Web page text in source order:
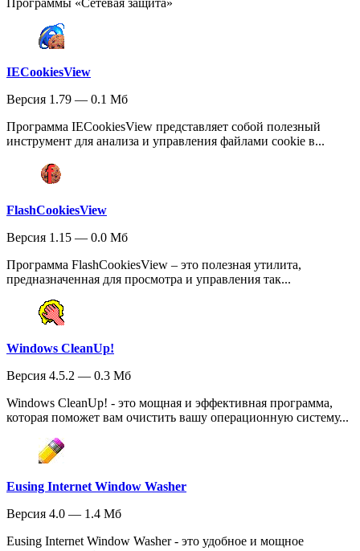
IECookiesView
Версия 1.79 — 0.1 Мб
Программа IECookiesView представляет собой полезный
инструмент для анализа и управления файлами cookie в...
FlashCookiesView
Версия 1.15 — 0.0 Мб
Программа FlashCookiesView – это полезная утилита,
предназначенная для просмотра и управления так...
Windows CleanUp!
Версия 4.5.2 — 0.3 Мб
Windows CleanUp! - это мощная и эффективная программа,
которая поможет вам очистить вашу операционную систему...
Eusing Internet Window Washer
Версия 4.0 — 1.4 Мб
Eusing Internet Window Washer - это удобное и мощное